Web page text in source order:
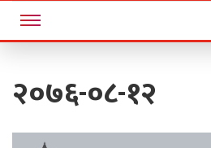
२०७६-०८-१२